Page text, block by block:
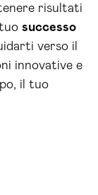
risultati
successo
verso il
innovative e
il tuo